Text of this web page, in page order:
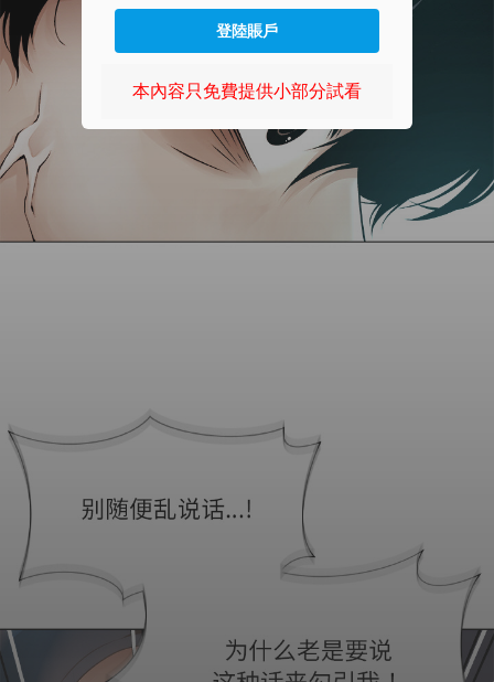
登陸賬戶
本內容只免費提供小部分試看